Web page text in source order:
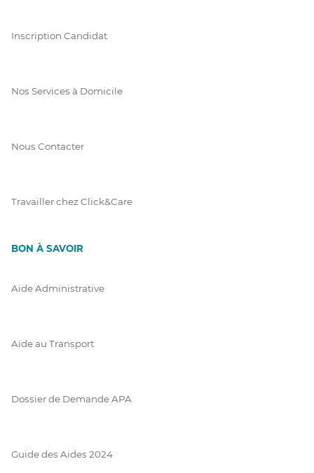
Inscription Candidat
Nos Services à Domicile
Nous Contacter
Travailler chez Click&Care
BON À SAVOIR
Aide Administrative
Aide au Transport
Dossier de Demande APA
Guide des Aides 2024